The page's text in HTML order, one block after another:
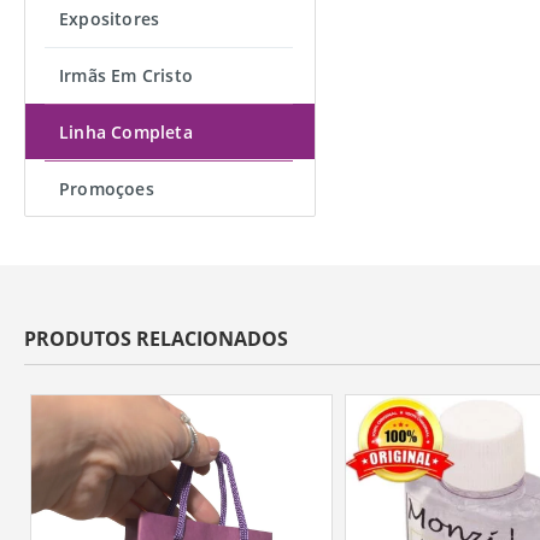
Expositores
Irmãs Em Cristo
Linha Completa
Promoçoes
PRODUTOS RELACIONADOS